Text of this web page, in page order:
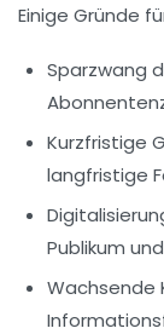
Einige Gründe
Sparzwang
Kurzfristige
langfristige
Publikum
Wachsende